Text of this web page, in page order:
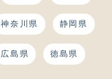
神奈川県 静岡県
広島県 徳島県